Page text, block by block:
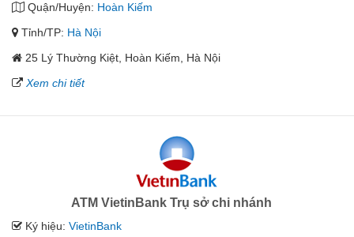
Quận/Huyện: Hoàn Kiếm
Tỉnh/TP: Hà Nội
25 Lý Thường Kiệt, Hoàn Kiếm, Hà Nội
Xem chi tiết
ATM VietinBank Trụ sở chi nhánh
Ký hiệu: VietinBank